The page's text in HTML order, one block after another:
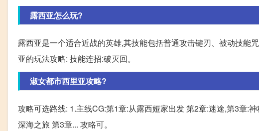
露西亚怎么玩?
露西亚是一个适合近战的英雄,其技能包括普通攻击键刃、被动技能
亚的玩法攻略: 技能连招:破灭回。
淑女都市西里亚攻略?
攻略可选路线: 1.主线CG:第1章:从露西娅家出发 第2章:迷途,第3章:
深海之旅 第3章... 攻略可。